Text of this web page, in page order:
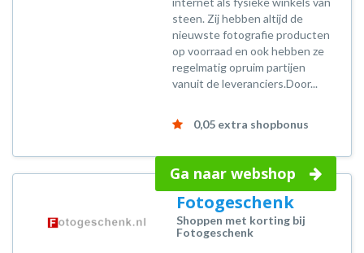
steen. Zij hebben altijd de
nieuwste fotografie producten
op voorraad en ook hebben ze
regelmatig opruim partijen
vanuit de leveranciers.Door...
0,05 extra shopbonus
Ga naar webshop
Fotogeschenk
Shoppen met korting bij
Fotogeschenk